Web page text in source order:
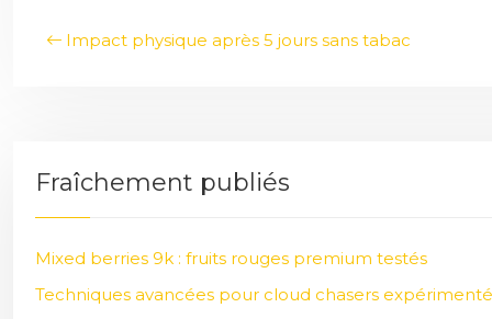
Impact physique après 5 jours sans tabac
Fraîchement publiés
Mixed berries 9k : fruits rouges premium testés
Techniques avancées pour cloud chasers